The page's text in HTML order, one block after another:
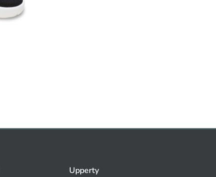
Upperty